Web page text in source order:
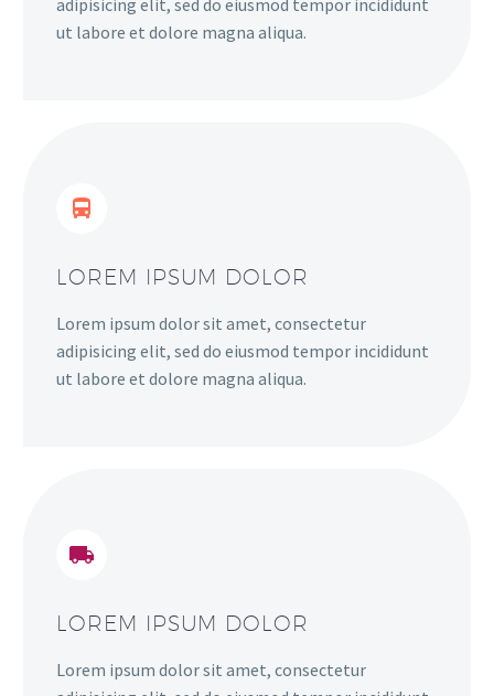
adipisicing elit, sed do eiusmod tempor incididunt
ut labore et dolore magna aliqua.
LOREM IPSUM DOLOR
Lorem ipsum dolor sit amet, consectetur
adipisicing elit, sed do eiusmod tempor incididunt
ut labore et dolore magna aliqua.
LOREM IPSUM DOLOR
Lorem ipsum dolor sit amet, consectetur